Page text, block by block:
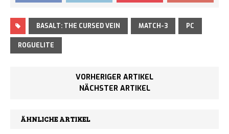
BASALT: THE CURSED VEIN MATCH-3 PC
ROGUELITE
VORHERIGER ARTIKEL
NÄCHSTER ARTIKEL
ÄHNLICHE ARTIKEL